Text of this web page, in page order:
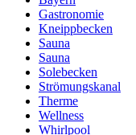
Gastronomie
Kneippbecken
Sauna
Sauna
Solebecken
Strömungskanal
Therme
Wellness
Whirlpool